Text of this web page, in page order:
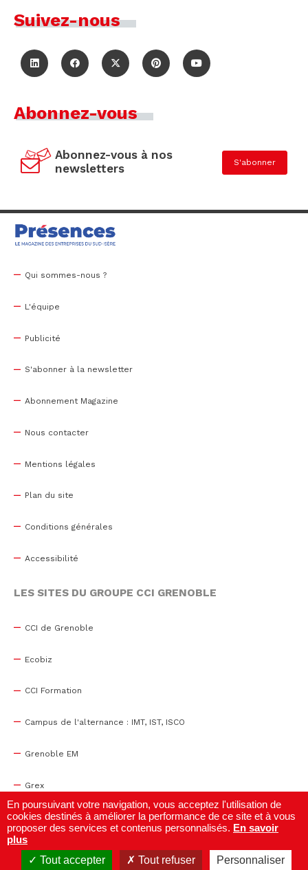
Suivez-nous
Abonnez-vous
Abonnez-vous à nos
newsletters
S'abonner
Qui sommes-nous ?
L'équipe
Publicité
S'abonner à la newsletter
Abonnement Magazine
Nous contacter
Mentions légales
Plan du site
Conditions générales
Accessibilité
LES SITES DU GROUPE CCI GRENOBLE
CCI de Grenoble
Ecobiz
CCI Formation
Campus de l'alternance : IMT, IST, ISCO
Grenoble EM
Grex
WTC Grenoble
Centre de congrès
En poursuivant votre navigation, vous acceptez l'utilisation de
cookies destinés à améliorer la performance de ce site et à vous
proposer des services et contenus personnalisés. En savoir
plus
Tout accepter
Tout refuser Personnaliser